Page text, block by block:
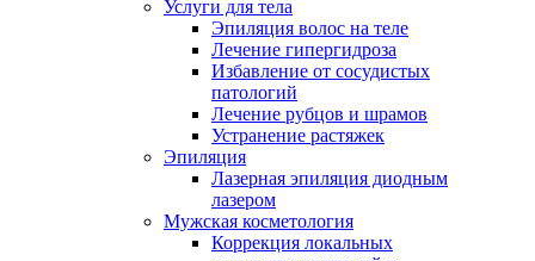
Услуги для тела
Эпиляция волос на теле
Лечение гипергидроза
Избавление от сосудистых
патологий
Лечение рубцов и шрамов
Устранение растяжек
Эпиляция
Лазерная эпиляция диодным
лазером
Мужская косметология
Коррекция локальных